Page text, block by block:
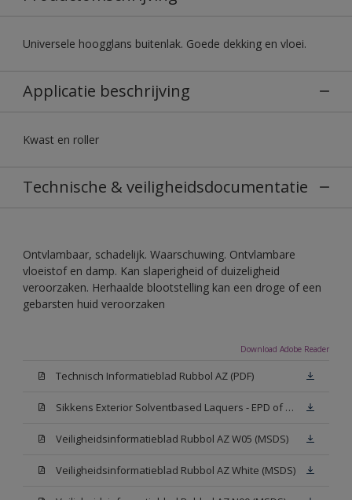
Universele hoogglans buitenlak. Goede dekking en vloei.
Applicatie beschrijving
Kwast en roller
Technische & veiligheidsdocumentatie
Ontvlambaar, schadelijk. Waarschuwing. Ontvlambare
vloeistof en damp. Kan slaperigheid of duizeligheid
veroorzaken. Herhaalde blootstelling kan een droge of een
gebarsten huid veroorzaken
Download Adobe Reader
Technisch Informatieblad Rubbol AZ (PDF)
Sikkens Exterior Solventbased Laquers - EPD of Milieuproductverklaring
Veiligheidsinformatieblad Rubbol AZ W05 (MSDS)
Veiligheidsinformatieblad Rubbol AZ White (MSDS)